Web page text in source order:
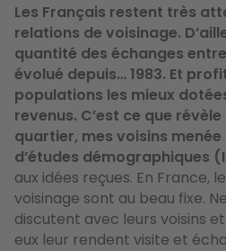
Les Français restent très
relations de voisinage.
quantité des échanges
évolué depuis… 1983. Et
populations les mieux
revenus. C’est ce que révèle
quartier, mes voisins
d’études démographiques
aux idées reçues. En France,
voisinage sont au beau fixe.
discutent avec leurs voisins
eux leur rendent visite et